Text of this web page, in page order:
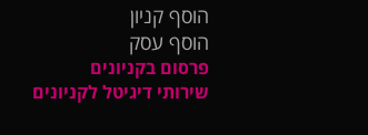
הוסף קניון
הוסף עסק
פרסום בקניונים
שירותי דיגיטל לקניונים